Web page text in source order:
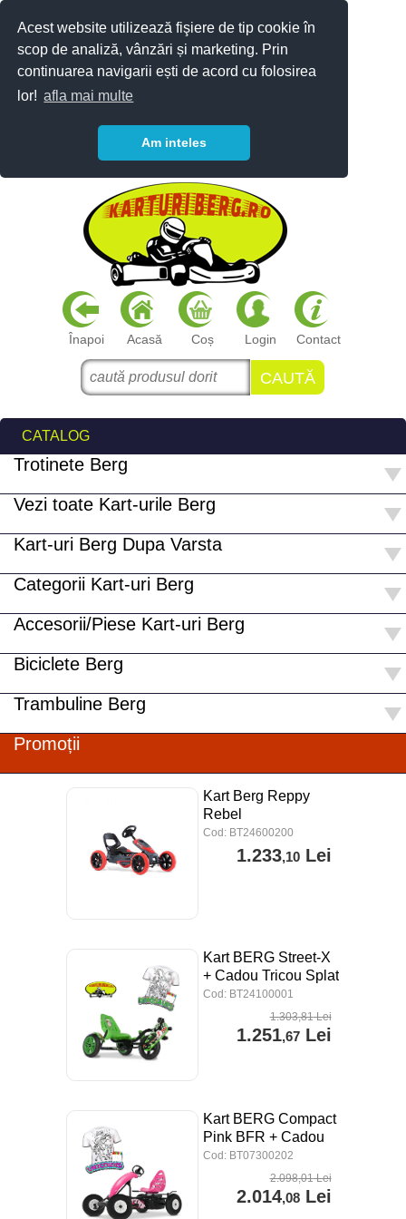
Acest website utilizează fişiere de tip cookie în
scop de analiză, vânzări și marketing. Prin
continuarea navigarii ești de acord cu folosirea
lor! afla mai multe
Am inteles
Înapoi Acasă Coș Login Contact
CATALOG
Trotinete Berg
Vezi toate Kart-urile Berg
Kart-uri Berg Dupa Varsta
Categorii Kart-uri Berg
Accesorii/Piese Kart-uri Berg
Biciclete Berg
Trambuline Berg
Promoții
Kart Berg Reppy
Rebel
Cod: BT24600200
1.233,10Lei
Kart BERG Street-X
+ Cadou Tricou Splat
Planet
Cod: BT24100001
1.303,81Lei
1.251,67Lei
Kart BERG Compact
Pink BFR + Cadou
Tricou Splat Planet
Cod: BT07300202
2.098,01Lei
2.014,08Lei